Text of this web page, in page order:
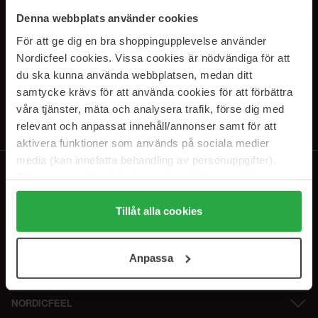
Denna webbplats använder cookies
För att ge dig en bra shoppingupplevelse använder
Nordicfeel cookies. Vissa cookies är nödvändiga för att
du ska kunna använda webbplatsen, medan ditt
samtycke krävs för att använda cookies för att förbättra
våra tjänster, mäta och analysera trafik, förse dig med
relevant och anpassat innehåll/annonser samt för att
aktivera funktioner som används på sociala medier
media (kan innefatta behandling av personuppgifter).
Genom att trycka på "Tillåt alla cookies" accepterar du
alla cookies, medan du under "Detaljer" kan anpassa
användningen av cookies. Du kan när som helst återkalla
samt vår Integritetspolicy.
Tillåt alla cookies
Anpassa
SUBSCRIBE TO OUR
NEWSLETTER
E-postadresse
Ved å abonnere godtar du vårpersonvernerklæring. Du kan melde deg
NORDICFEEL